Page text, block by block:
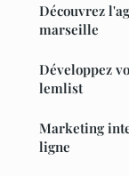
Découvrez
marseille
Développez
lemlist
Marketing
ligne